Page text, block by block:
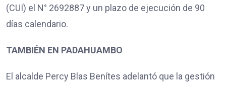
(CUI) el N° 2692887 y un plazo de ejecución de 90
días calendario.
TAMBIÉN EN PADAHUAMBO
El alcalde Percy Blas Benítes adelantó que la gestión